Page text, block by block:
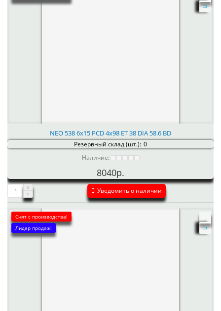
NEO 538 6x15 PCD 4x98 ET 38 DIA 58.6 BD
Резервный склад (шт.): 0
Наличие:
8040р.
Уведомить о наличии
Снят с производства!
Лидер продаж!